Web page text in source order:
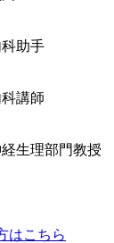
助手
講師
生理部門教授
はこちら